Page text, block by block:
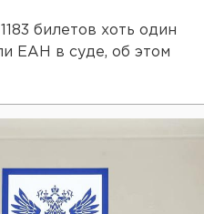
билетов хоть один
ЕАН в суде, об этом